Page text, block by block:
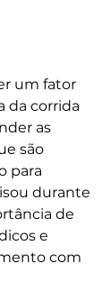
um fator
da corrida
as
são
para
durante
de
e
com